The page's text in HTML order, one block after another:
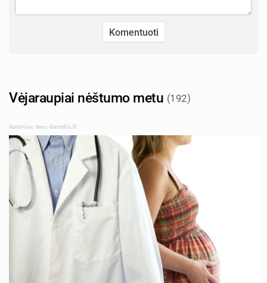
Vėjaraupiai nėštumo metu (192)
Autorius: tevu-darzelis.lt